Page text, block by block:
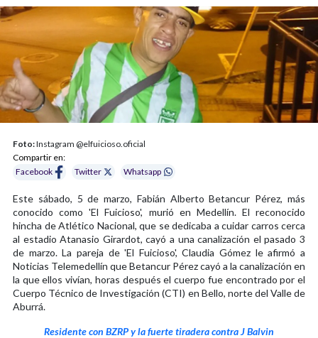
Foto:Instagram @elfuicioso.oficial
Compartir en:
Facebook
Twitter Whatsapp
Este sábado, 5 de marzo, Fabián Alberto Betancur Pérez, más
conocido como 'El Fuicioso', murió en Medellín. El reconocido
hincha de Atlético Nacional, que se dedicaba a cuidar carros cerca
al estadio Atanasio Girardot, cayó a una canalización el pasado 3
de marzo. La pareja de 'El Fuicioso', Claudia Gómez le afirmó a
Noticias Telemedellín que Betancur Pérez cayó a la canalización en
la que ellos vivían, horas después el cuerpo fue encontrado por el
Cuerpo Técnico de Investigación (CTI) en Bello, norte del Valle de
Aburrá.
Residente con BZRP y la fuerte tiradera contra J Balvin